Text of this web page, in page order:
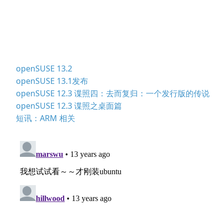
openSUSE 13.2
openSUSE 13.1发布
openSUSE 12.3 谍照四：去而复归：一个发行版的传说
openSUSE 12.3 谍照之桌面篇
短讯：ARM 相关